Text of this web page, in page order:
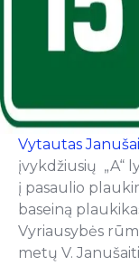
Vytautas
įvykdžiusių „A“
į pasaulio
baseiną
Vyriausybės
metų V.